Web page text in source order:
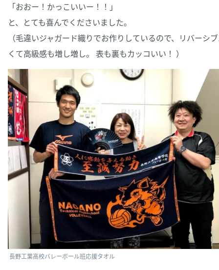
「おおー！かっこいいー！！」
と、とても喜んでくださいました。
（毛違いジャガード織りでお作りしているので、リバーシ
くて高級感も増し増し。 表も裏もカッコいい！ ）
長野工業高校バレーボール班応援タオル